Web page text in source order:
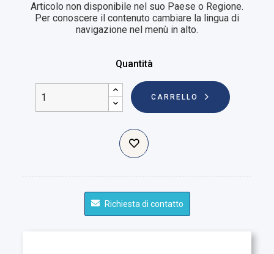
Articolo non disponibile nel suo Paese o Regione.
Per conoscere il contenuto cambiare la lingua di
navigazione nel menù in alto.
Quantità
CARRELLO
Richiesta di contatto